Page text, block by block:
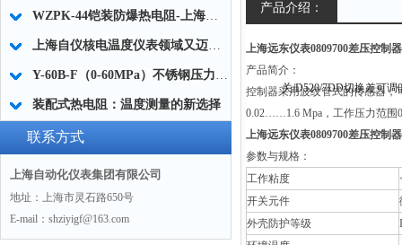
WZPK-44铠装防爆热电阻-上海自动化仪表三厂
上海自仪核电温度仪表领域又迈出坚实一步
Y-60B-F（0-60MPa）不锈钢压力表如何选择量程
装配式热电阻：温度测量的新选择
联系方式
上海自动化仪表集团有限公司
地址：上海市灵石路650号
E-mail：shziyigf@163.com
产品介绍：
上海远东仪表0809700差压控制
产品简介：
控制器采用波纹管式的传感器，
0.02……1.6 Mpa，工作压力范
上海远东仪表0809700差压控制
参数与规格：
工作粘度
开关元件
外壳防护等级